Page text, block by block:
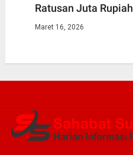
Ratusan Juta Rupiah
Maret 16, 2026